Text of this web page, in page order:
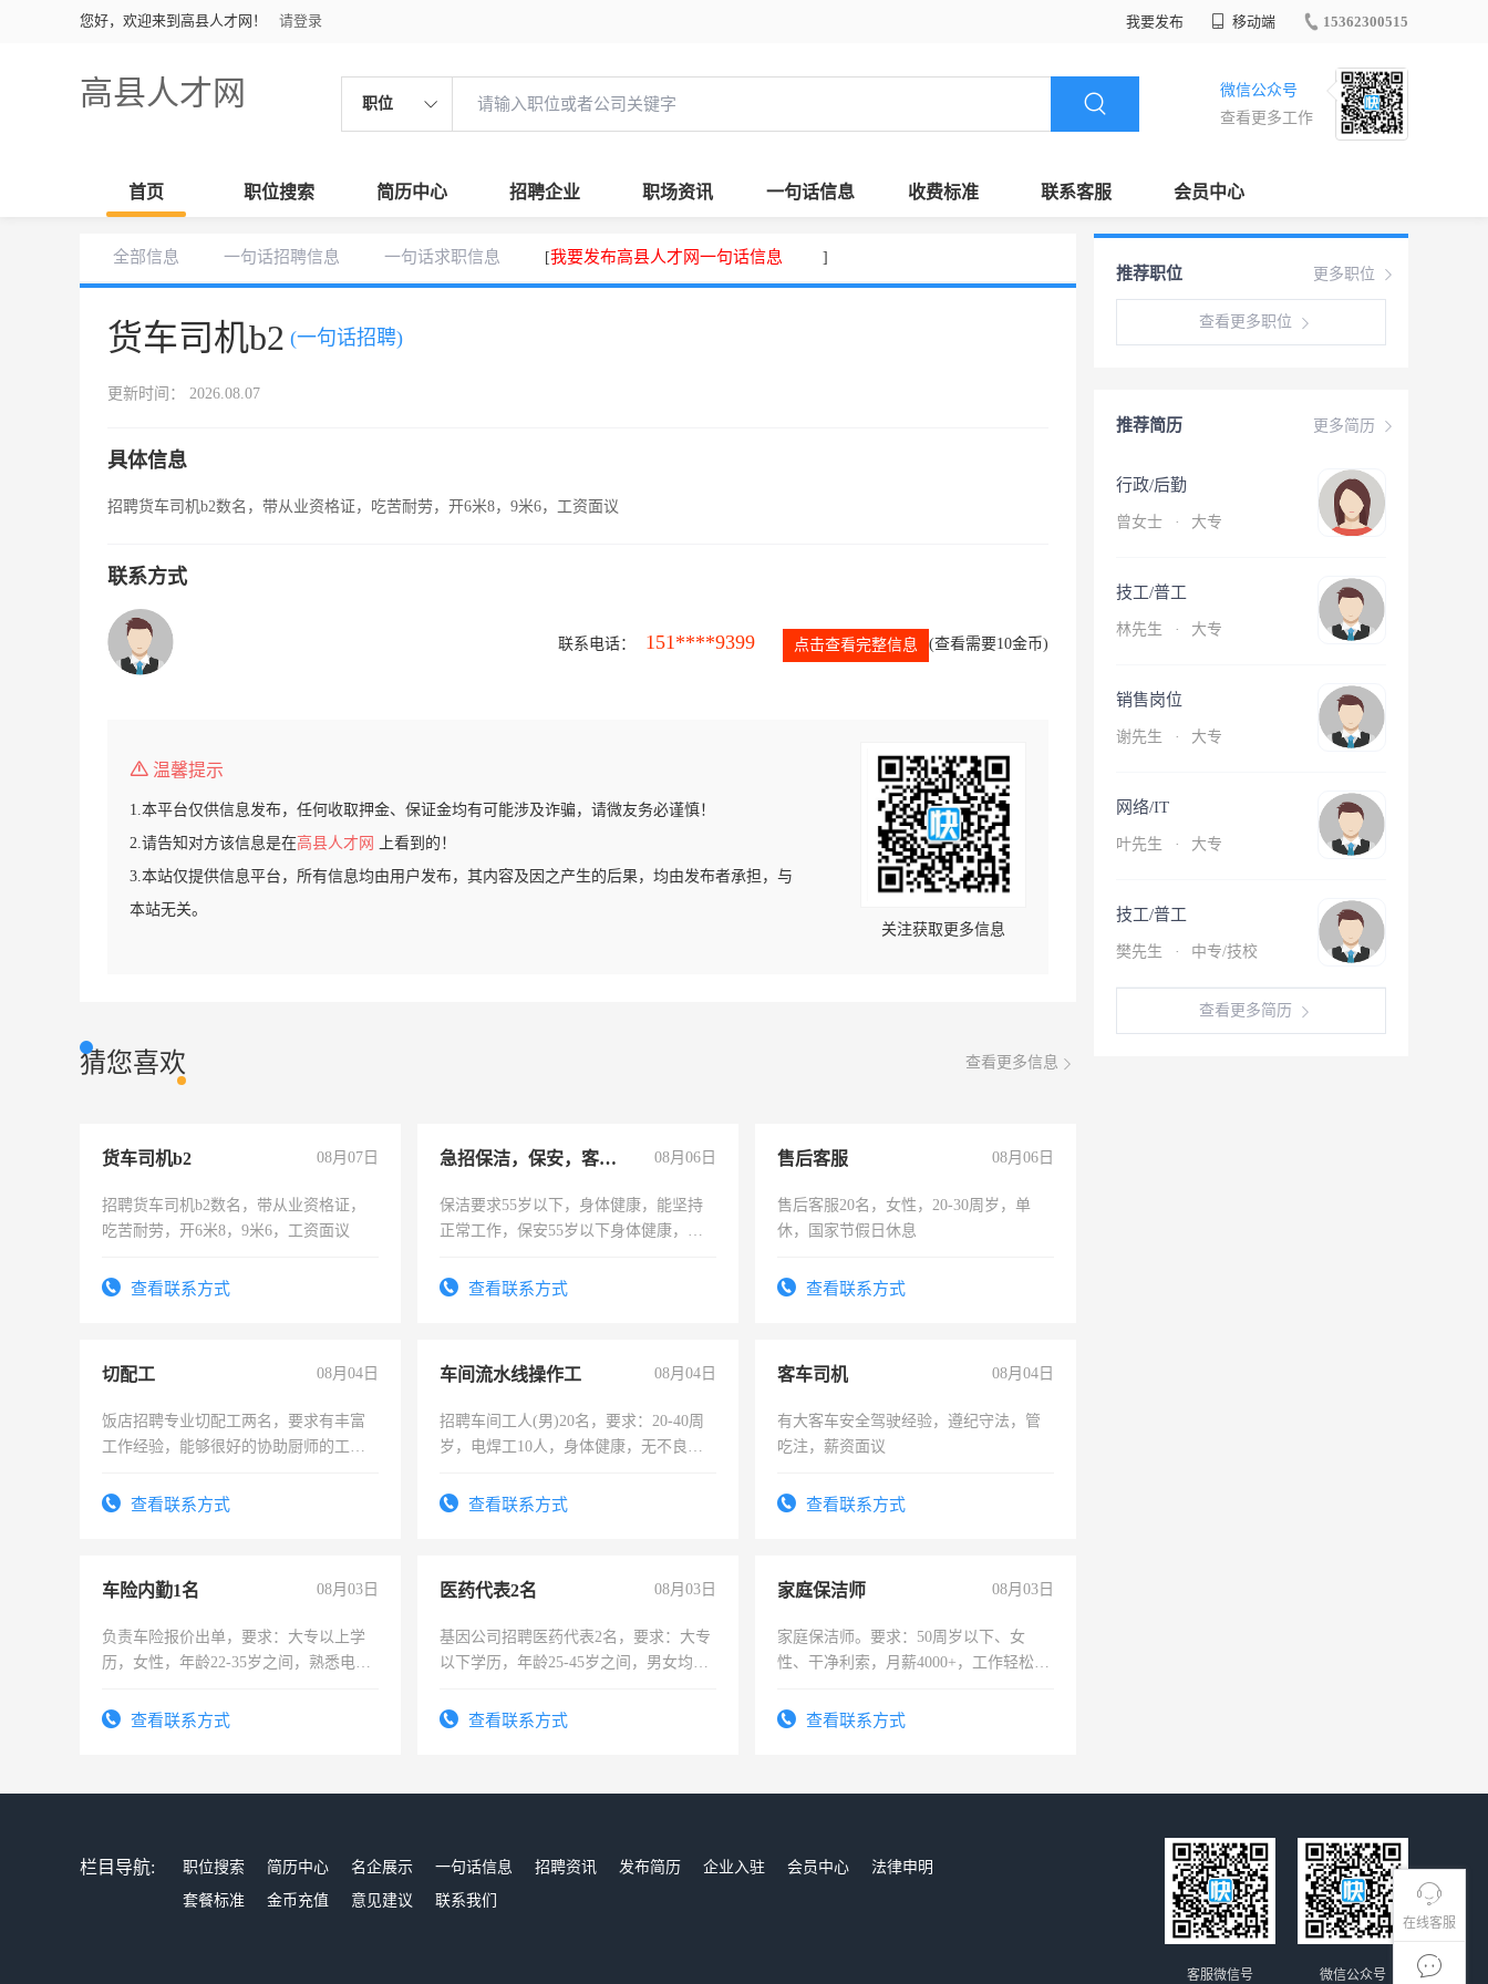
您好，欢迎来到高县人才网！ 请登录 我要发布 移动端 15362300515
高县人才网 职位
微信公众号
查看更多工作
首页 职位搜索 简历中心 招聘企业 职场资讯 一句话信息 收费标准 联系客服 会员中心
在线客服
全部信息 一句话招聘信息 一句话求职信息 [我要发布高县人才网一句话信息 ]
货车司机b2 (一句话招聘)
更新时间： 2026.08.07
具体信息
招聘货车司机b2数名，带从业资格证，吃苦耐劳，开6米8，9米6，工资面议
联系方式
联系电话： 151****9399 点击查看完整信息 (查看需要10金币)
温馨提示
1.本平台仅供信息发布，任何收取押金、保证金均有可能涉及诈骗，请微友务必谨慎！
2.请告知对方该信息是在高县人才网
上看到的！
3.本站仅提供信息平台，所有信息均由用户发布，其内容及因之产生的后果，均由发布者承担，与
本站无关。
关注获取更多信息
猜您喜欢 查看更多信息
货车司机b2 08月07日
招聘货车司机b2数名，带从业资格证，
吃苦耐劳，开6米8，9米6，工资面议
查看联系方式
急招保洁，保安，客服，工程 08月06日
保洁要求55岁以下，身体健康，能坚持
正常工作，保安55岁以下身体健康，有
录，客服要求45岁以下高中以上文化，
查看联系方式
售后客服 08月06日
售后客服20名，女性，20-30周岁，单
休，国家节假日休息
查看联系方式
切配工 08月04日
饭店招聘专业切配工两名，要求有丰富
工作经验，能够很好的协助厨师的工
4500。查看联系方式
车间流水线操作工 08月04日
招聘车间工人(男)20名，要求：20-40周
岁，电焊工10人，身体健康，无不良嗜
宿，免费发放劳保用品，两班倒，每月
查看联系方式
客车司机 08月04日
有大客车安全驾驶经验，遵纪守法，管
吃注，薪资面议
查看联系方式
车险内勤1名 08月03日
负责车险报价出单，要求：大专以上学
历，女性，年龄22-35岁之间，熟悉电脑
试用期1-3个月，转正后交纳五险，
查看联系方式
医药代表2名 08月03日
基因公司招聘医药代表2名，要求：大专
以下学历，年龄25-45岁之间，男女均
表或者有医学资质的优先，底薪+绩效，
查看联系方式
家庭保洁师 08月03日
家庭保洁师。要求：50周岁以下、女
性、干净利索，月薪4000+，工作轻松，
太太等。查看联系方式
更多职位
推荐职位
查看更多职位
更多简历
推荐简历
行政/后勤
曾女士 · 大专
技工/普工
林先生 · 大专
销售岗位
谢先生 · 大专
网络/IT
叶先生 · 大专
技工/普工
樊先生 · 中专/技校
查看更多简历
栏目导航: 职位搜索 简历中心 名企展示 一句话信息 招聘资讯 发布简历 企业入驻 会员中心
法律申明
套餐标准
金币充值 意见建议 联系我们
微信公众号
客服微信号